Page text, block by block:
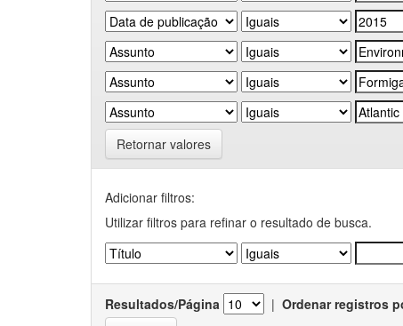
Retornar valores
Adicionar filtros:
Utilizar filtros para refinar o resultado de busca.
Resultados/Página | Ordenar registros